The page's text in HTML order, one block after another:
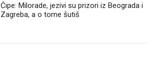
Ćipe: Milorade, jezivi su prizori iz Beograda i
Zagreba, a o tome šutiš